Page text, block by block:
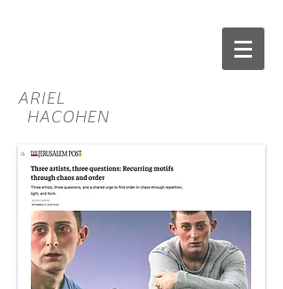
ARIEL
HACOHEN